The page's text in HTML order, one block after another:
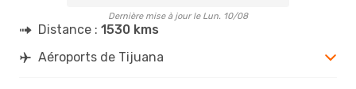
Dernière mise à jour le Lun. 10/08
Distance : 1530 kms
Aéroports de Tijuana